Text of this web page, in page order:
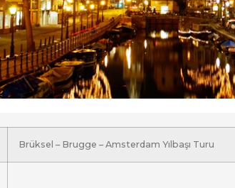
Brüksel – Brugge – Amsterdam Yılbaşı Turu